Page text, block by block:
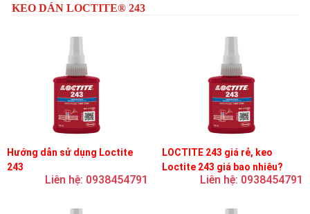
KEO DÁN LOCTITE® 243
Hướng dẫn sử dụng Loctite
243
Liên hệ: 0938454791
LOCTITE 243 giá rẻ, keo
Loctite 243 giá bao nhiêu?
Liên hệ: 0938454791